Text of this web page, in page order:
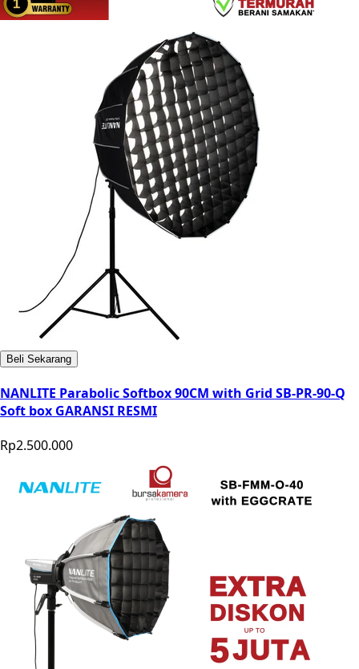
Beli Sekarang
NANLITE Parabolic Softbox 90CM with Grid SB-PR-90-Q
Soft box GARANSI RESMI
Rp2.500.000